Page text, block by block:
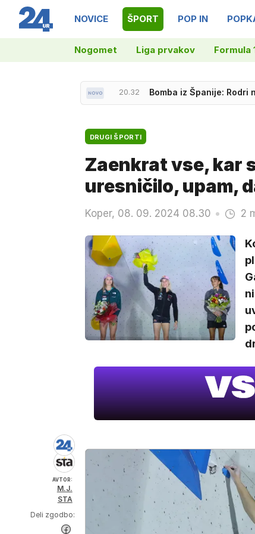
NOVICE ŠPORT POP IN
Nogomet Liga prvakov Formula
20.32 Bomba iz Španije: Rodri
DRUGI ŠPORTI
Zaenkrat vse, kar
uresničilo, upam,
Koper, 08. 09. 2024 08.30 2
AVTOR:
M.J.
STA
Deli zgodbo: